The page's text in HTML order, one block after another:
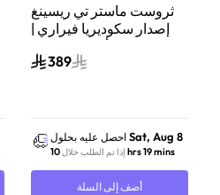
ثروست ماستر تي ريسينغ
إصدار سكوديريا فيراري |
سماعة ألعاب سلكية |
تصميم رسمي من فيراري،
389
احصل عليه بحلول Sat, Aug 8
إذا تم الطلب خلال 10 hrs 19 mins
أضف إلى السلة